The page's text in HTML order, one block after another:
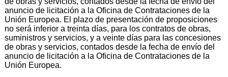
anuncio de licitación a la Oficina de Contrataciones de la
Unión Europea. El plazo de presentación de proposiciones
no será inferior a treinta días, para los contratos de obras,
suministros y servicios, y a veinte días para las concesiones
de obras y servicios, contados desde la fecha de envío del
anuncio de licitación a la Oficina de Contrataciones de la
Unión Europea.